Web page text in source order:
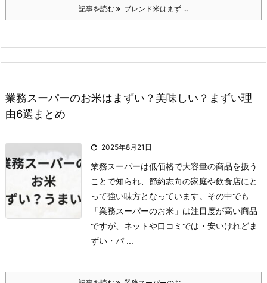
記事を読む ブレンド米はまず ...
業務スーパーのお米はまずい？美味しい？まずい理
由6選まとめ
 2025年8月21日
業務スーパーは低価格で大容量の商品を扱う
ことで知られ、節約志向の家庭や飲食店にと
って強い味方となっています。 その中でも
「業務スーパーのお米」は注目度が高い商品
ですが、ネットや口コミでは ・安いけれどま
ずい ・パ ...